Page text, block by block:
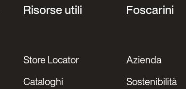
Risorse utili
Store Locator
Cataloghi
Foscarini
Azienda
Sostenibilità